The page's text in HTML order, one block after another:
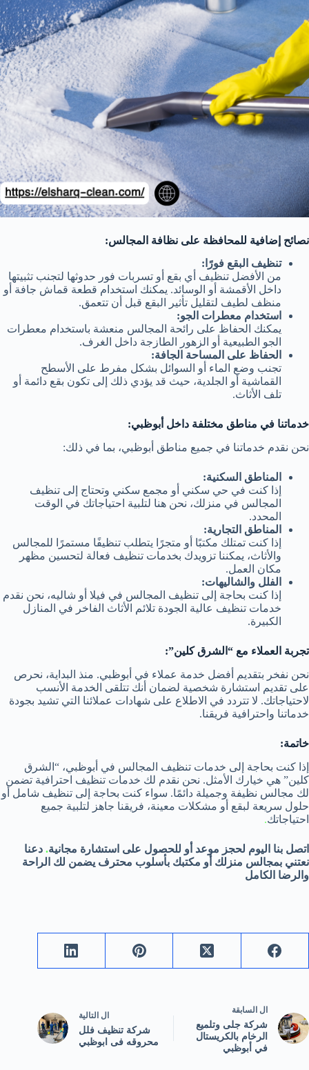
نصائح إضافية للمحافظة على نظافة المجالس:
تنظيف البقع فورًا:
من الأفضل تنظيف أي بقع أو تسربات فور حدوثها لتجنب تثبيتها
داخل الأقمشة أو الوسائد. يمكنك استخدام قطعة قماش جافة أو
منظف لطيف لتقليل تأثير البقع قبل أن تتعمق.
استخدام معطرات الجو:
يمكنك الحفاظ على رائحة المجالس منعشة باستخدام معطرات
الجو الطبيعية أو الزهور الطازجة داخل الغرف.
الحفاظ على المساحة الجافة:
تجنب وضع الماء أو السوائل بشكل مفرط على الأسطح
القماشية أو الجلدية، حيث قد يؤدي ذلك إلى تكون بقع دائمة أو
تلف الأثاث.
خدماتنا في مناطق مختلفة داخل أبوظبي:
نحن نقدم خدماتنا في جميع مناطق أبوظبي، بما في ذلك:
المناطق السكنية:
إذا كنت في حي سكني أو مجمع سكني وتحتاج إلى تنظيف
المجالس في منزلك، نحن هنا لتلبية احتياجاتك في الوقت
المحدد.
المناطق التجارية:
إذا كنت تمتلك مكتبًا أو متجرًا يتطلب تنظيفًا مستمرًا للمجالس
والأثاث، يمكننا تزويدك بخدمات تنظيف فعالة لتحسين مظهر
مكان العمل.
الفلل والشاليهات:
إذا كنت بحاجة إلى تنظيف المجالس في فيلا أو شاليه، نحن نقدم
خدمات تنظيف عالية الجودة تلائم الأثاث الفاخر في المنازل
الكبيرة.
تجربة العملاء مع “الشرق كلين”:
نحن نفخر بتقديم أفضل خدمة عملاء في أبوظبي. منذ البداية، نحرص
على تقديم استشارة شخصية لضمان أنك تتلقى الخدمة الأنسب
لاحتياجاتك. لا تتردد في الاطلاع على شهادات عملائنا التي تشيد بجودة
خدماتنا واحترافية فريقنا.
خاتمة:
إذا كنت بحاجة إلى خدمات تنظيف المجالس في أبوظبي، “الشرق
كلين” هي خيارك الأمثل. نحن نقدم لك خدمات تنظيف احترافية تضمن
لك مجالس نظيفة وجميلة دائمًا. سواء كنت بحاجة إلى تنظيف شامل أو
حلول سريعة لبقع أو مشكلات معينة، فريقنا جاهز لتلبية جميع
احتياجاتك.
اتصل بنا اليوم لحجز موعد أو للحصول على استشارة مجانية. دعنا
نعتني بمجالس منزلك أو مكتبك بأسلوب محترف يضمن لك الراحة
والرضا الكامل
ال السابقة
شركة جلى وتلميع
الرخام بالكريستال
في أبوظبي
ال التالية
شركة تنظيف فلل
محروقه فى ابوظبي